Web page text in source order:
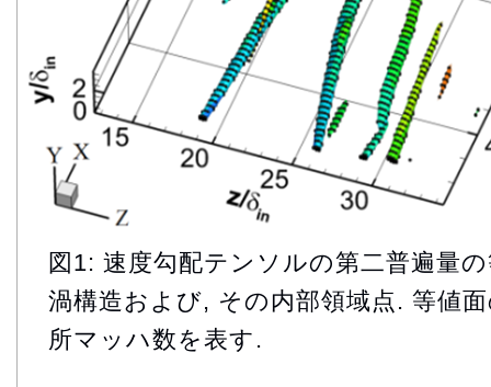
図1: 速度勾配テンソルの第二普遍量
渦構造および, その内部領域点. 等値
所マッハ数を表す.